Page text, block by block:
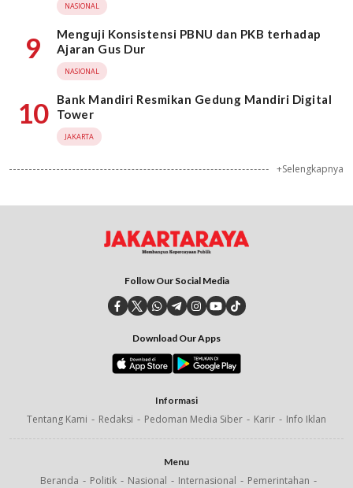
NASIONAL
9
Menguji Konsistensi PBNU dan PKB terhadap
Ajaran Gus Dur
NASIONAL
10
Bank Mandiri Resmikan Gedung Mandiri Digital
Tower
JAKARTA
+Selengkapnya
Follow Our Social Media
Download Our Apps
Informasi
Tentang Kami Redaksi Pedoman Media Siber Karir Info Iklan
Menu
Beranda Politik Nasional Internasional Pemerintahan